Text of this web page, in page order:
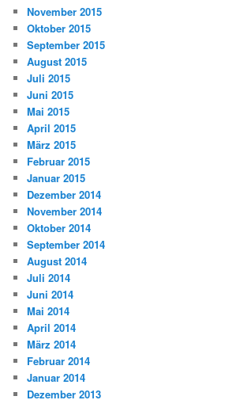
November 2015
Oktober 2015
September 2015
August 2015
Juli 2015
Juni 2015
Mai 2015
April 2015
März 2015
Februar 2015
Januar 2015
Dezember 2014
November 2014
Oktober 2014
September 2014
August 2014
Juli 2014
Juni 2014
Mai 2014
April 2014
März 2014
Februar 2014
Januar 2014
Dezember 2013